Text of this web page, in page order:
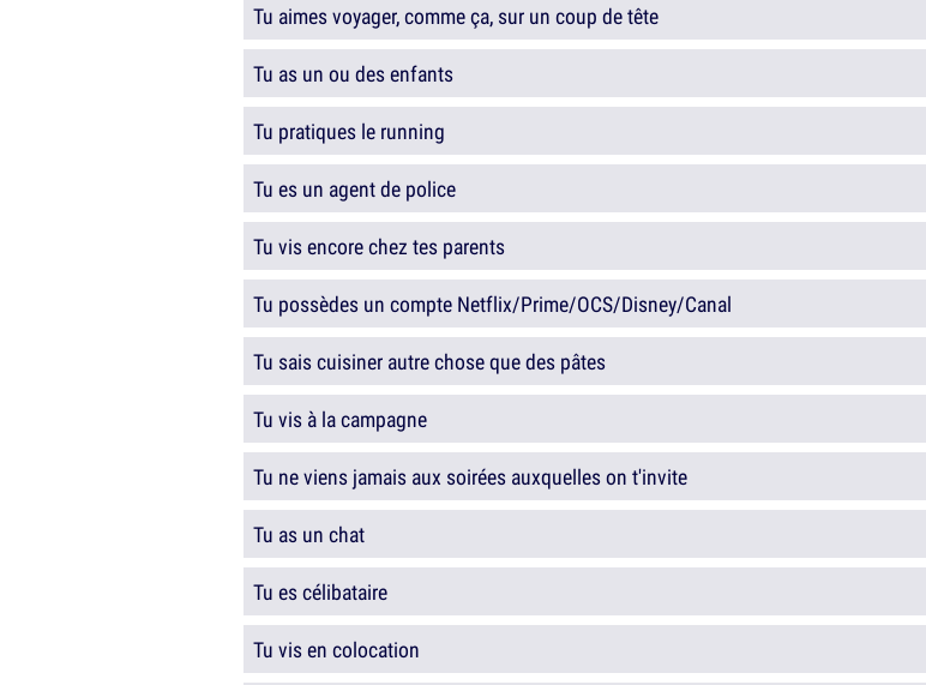
Tu aimes voyager, comme ça, sur un coup de tête
Tu as un ou des enfants
Tu pratiques le running
Tu es un agent de police
Tu vis encore chez tes parents
Tu possèdes un compte Netflix/Prime/OCS/Disney/Canal
Tu sais cuisiner autre chose que des pâtes
Tu vis à la campagne
Tu ne viens jamais aux soirées auxquelles on t'invite
Tu as un chat
Tu es célibataire
Tu vis en colocation